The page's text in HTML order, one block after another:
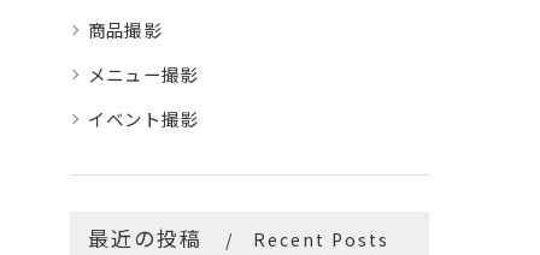
商品撮影
メニュー撮影
イベント撮影
最近の投稿 Recent Posts